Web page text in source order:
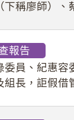
下稱廖師）、
報告
委員、紀惠容
組長，詎假借